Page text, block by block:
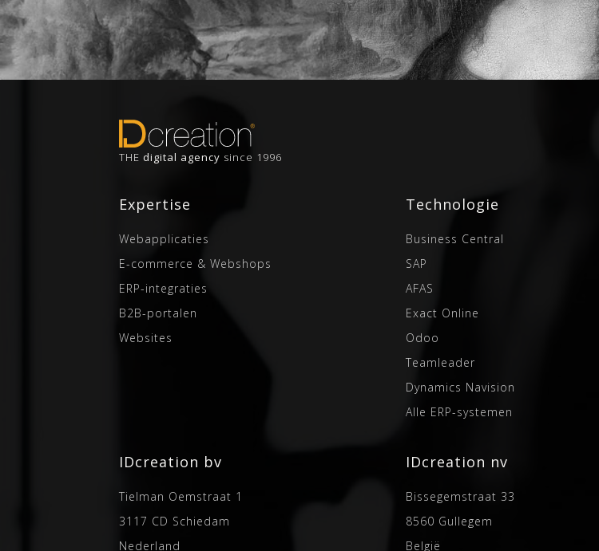
THEdigital agency since 1996
Expertise
Webapplicaties
E-commerce & Webshops
ERP-integraties
B2B-portalen
Websites
Technologie
Business Central
SAP
AFAS
Exact Online
Odoo
Teamleader
Dynamics Navision
Alle ERP-systemen
IDcreation bv
Tielman Oemstraat 1
3117 CD Schiedam
Nederland
IDcreation nv
Bissegemstraat 33
8560 Gullegem
België